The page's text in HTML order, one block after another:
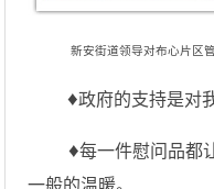
新安街道领导对布心片区
♦政府的支持是对
♦每一件慰问品都
一般的温暖。